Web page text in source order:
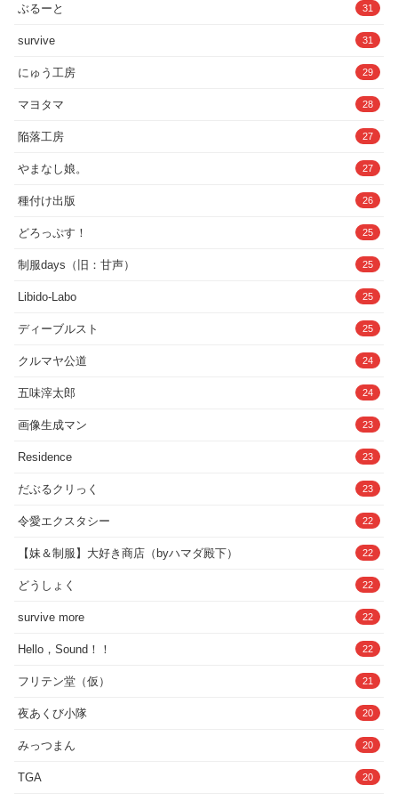
オイは「また来るねと」と怪しげに告げ
我慢なんてしなくて♪ぜぇんぶアオイお姉
さんのおっぱいの中にドロドロの白いお
しっこをピュッピュしちゃお♪」【含まれ
る要素】アオイとの再会、パンツ越しに
アオイのおまんこ嗅ぎヨダレまみれのお
===========◆トラック3_夏の真実
==============================
===========キミは再びアオイとの記
憶を夢越しに思い出す。けたたましく鳴
き続けるセミの声をよそにアオイが教え
てくれた特別な遊びは、若いキミにとっ
てはあまりにも刺激的なものだった。ア
半身をいじられ、キミはアオイの手によ
っ白なハツモノおしっこぉ♪ピュッピュ〜
って元気に出たね〜♪ かわいい〜♪ うふふ
ふふ♪おめでとう♪ これでキミも大人のお
ちんちんに一歩近づいたよ〜♪ 」【含ま
れる要素】アオイの胸揉み、おちんちん
===========■トラック4_目覚めと選択
==============================
===========アオイとの再会から日が
浅い夜のこと。夜中に目覚めたキミは、
なぜかアオイが目の前にいることに身を
震わせる。アオイはキミが見てきた夢を
全て把握しているようで、自分との約束
うだった。金縛り状態のキミの上に跨
のモノをしゃぶり尽くしてくるアオイ。
キミが射精した後、アオイはキミにとあ
る選択を迫る…。「すっごく興奮しちゃ
る〜？アオイお姉さんがお口でジュポジ
ュポペロペロしちゃうのを白いおしっこ
ね〜♪最初のうちはキミはすぐにピュッピ
うよ〜、って泣きそうになりながらお姉
さんにおねだりしてたよね〜♪ んふ♪あれ
からキミは強くなったのかな〜？ 今日は
大好きなお姉さんのヌレヌレパンツを見
ながら頑張って耐えようね〜♪ 」【含ま
れる要素】アオイのデカ尻で顔を踏まれ
==============================
ぶるーと 31
survive 31
にゅう工房 29
マヨタマ 28
陥落工房 27
やまなし娘。 27
種付け出版 26
どろっぷす！ 25
制服days（旧：甘声） 25
Libido-Labo 25
ディーブルスト 25
クルマヤ公道 24
五味滓太郎 24
画像生成マン 23
Residence 23
だぶるクリっく 23
令愛エクスタシー 22
【妹＆制服】大好き商店（byハマダ殿下） 22
どうしょく 22
survive more 22
Hello，Sound！！ 22
フリテン堂（仮） 21
夜あくび小隊 20
みっつまん 20
TGA 20